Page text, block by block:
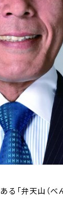
「弁天山（べ